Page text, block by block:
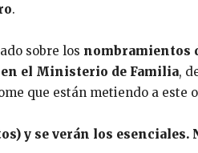
.
sobre los nombramientos
en el Ministerio de Familia,
que están metiendo a este
y se verán los esenciales.